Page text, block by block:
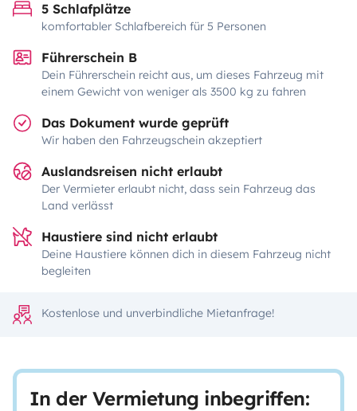
5 Schlafplätze
komfortabler Schlafbereich für 5 Personen
Führerschein B
Dein Führerschein reicht aus, um dieses Fahrzeug mit
einem Gewicht von weniger als 3500 kg zu fahren
Das Dokument wurde geprüft
Wir haben den Fahrzeugschein akzeptiert
Auslandsreisen nicht erlaubt
Der Vermieter erlaubt nicht, dass sein Fahrzeug das
Land verlässt
Haustiere sind nicht erlaubt
Deine Haustiere können dich in diesem Fahrzeug nicht
begleiten
Kostenlose und unverbindliche Mietanfrage!
In der Vermietung inbegriffen: